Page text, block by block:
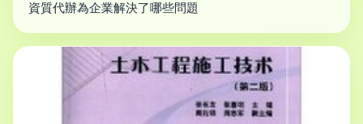
資質代辦為企業解決了哪些問題